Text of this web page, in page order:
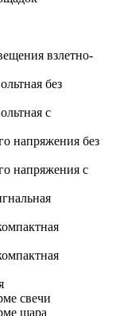
взлетно-
без
с
напряжения без
напряжения с
свечи
шара